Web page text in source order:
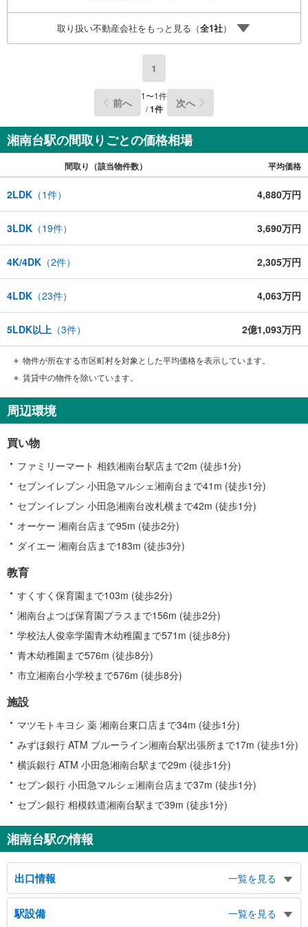
めるの？・住宅ローンが残っているけど？☆経験豊富な住
宅ローンアドバイザーが何でもお答えします！「住まいを
通じて一生涯のお付き合い」地域密着を合言葉に創業42
年、成約件数7万件突破。不動産探しは朝日土地建物大和支
店にお任せください！広告未掲載物件など多数ご用意し
て、スタッフ一同お待ちしております！
取り扱い不動産会社をもっと見る（全1社）
1
前へ 1〜1件
/1件 次へ
湘南台駅の間取りごとの価格相場
間取り（該当物件数） 平均価格
2LDK （1件） 4,880万円
3LDK （19件） 3,690万円
4K/4DK （2件） 2,305万円
4LDK （23件） 4,063万円
5LDK以上 （3件） 2億1,093万円
物件が所在する市区町村を対象とした平均価格を表示しています。
賃貸中の物件を除いています。
周辺環境
買い物
ファミリーマート 相鉄湘南台駅店まで2m (徒歩1分)
セブンイレブン 小田急マルシェ湘南台まで41m (徒歩1分)
セブンイレブン 小田急湘南台改札横まで42m (徒歩1分)
オーケー 湘南台店まで95m (徒歩2分)
ダイエー 湘南台店まで183m (徒歩3分)
教育
すくすく保育園まで103m (徒歩2分)
湘南台よつば保育園プラスまで156m (徒歩2分)
学校法人俊幸学園青木幼稚園まで571m (徒歩8分)
青木幼稚園まで576m (徒歩8分)
市立湘南台小学校まで576m (徒歩8分)
施設
マツモトキヨシ 薬 湘南台東口店まで34m (徒歩1分)
みずほ銀行 ATM ブルーライン湘南台駅出張所まで17m (徒歩1分)
横浜銀行 ATM 小田急湘南台駅まで29m (徒歩1分)
セブン銀行 小田急マルシェ湘南台店まで37m (徒歩1分)
セブン銀行 相模鉄道湘南台駅まで39m (徒歩1分)
湘南台駅の情報
出口情報
一覧を見る
東口Ｅ
湘南台１・５・６・７丁目、東口広場、湘南台公園、藤沢市湘南台文化センタ
駅設備 一覧を見る